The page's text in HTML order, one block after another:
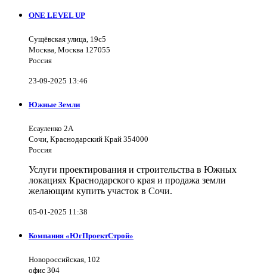
ONE LEVEL UP
Сущёвская улица, 19с5
Москва, Москва 127055
Россия
23-09-2025 13:46
Южные Земли
Есауленко 2А
Сочи, Краснодарский Край 354000
Россия
Услуги проектирования и строительства в Южных
локациях Краснодарского края и продажа земли
желающим купить участок в Сочи.
05-01-2025 11:38
Компания «ЮгПроектСтрой»
Новороссийская, 102
офис 304